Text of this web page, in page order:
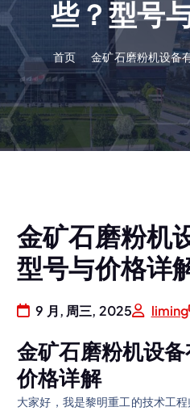
些？型号
首页 金矿石磨粉机设备
金矿石磨粉机
型号与价格详
9 月, 周三, 2025 liming
金矿石磨粉机设
价格详解
大家好，我是黎明重工的技术工